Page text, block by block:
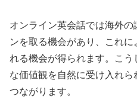
オンライン英会話では海外
ンを取る機会があり、これ
れる機会が得られます。こ
な価値観を自然に受け入れ
つながります。